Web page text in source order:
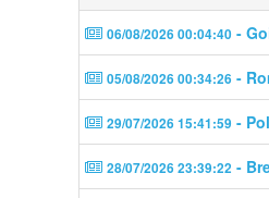
06/08/2026 00:04:40 -
05/08/2026 00:34:26 -
29/07/2026 15:41:59 -
28/07/2026 23:39:22 -